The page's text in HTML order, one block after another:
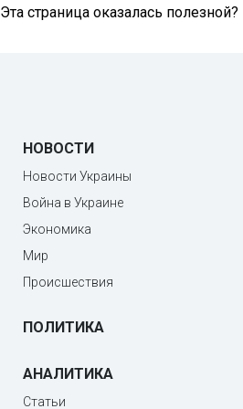
Эта страница оказалась полезной?
НОВОСТИ
Новости Украины
Война в Украине
Экономика
Мир
Происшествия
ПОЛИТИКА
АНАЛИТИКА
Статьи